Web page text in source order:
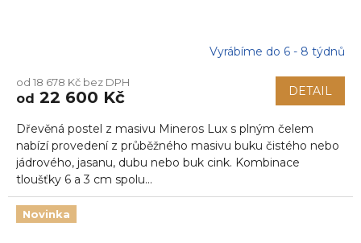
Vyrábíme do 6 - 8 týdnů
od 18 678 Kč bez DPH
od 22 600 Kč DETAIL
Dřevěná postel z masivu Mineros Lux s plným čelem
nabízí provedení z průběžného masivu buku čistého nebo
jádrového, jasanu, dubu nebo buk cink. Kombinace
tloušťky 6 a 3 cm spolu...
Novinka